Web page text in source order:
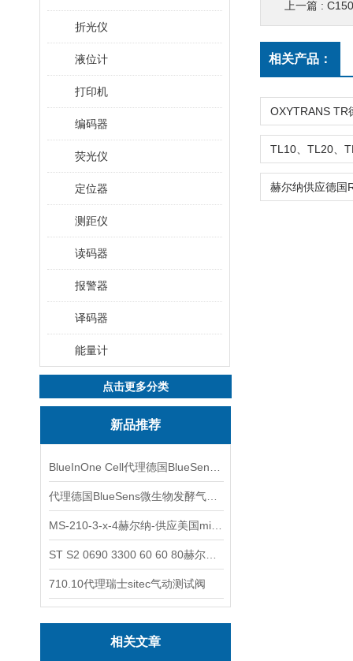
折光仪
液位计
打印机
编码器
荧光仪
定位器
测距仪
读码器
报警器
译码器
能量计
点击更多分类
新品推荐
710.10代理瑞士sitec气动测试阀
相关文章
上一篇 : C150/
相关产品：